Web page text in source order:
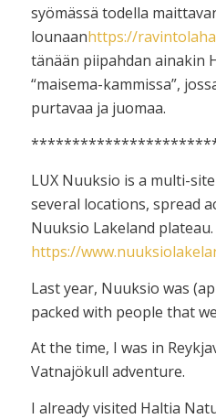
syömässä todella
lounaanhttps://
tänään piipahdan ainakin
“maisema-kammissa”,
purtavaa ja juomaa.
LUX Nuuksio is a multi-
several locations, spread
Nuuksio Lakeland plateau.
https://
Last year, Nuuksio was
packed with people that
At the time, I was in
Vatnajökull adventure.
I already visited Haltia